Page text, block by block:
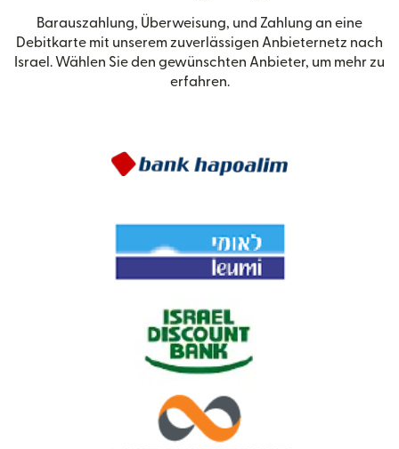
Barauszahlung, Überweisung, und Zahlung an eine
Debitkarte mit unserem zuverlässigen Anbieternetz nach
Israel. Wählen Sie den gewünschten Anbieter, um mehr zu
erfahren.